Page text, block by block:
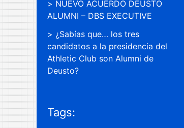
NUEVO ACUERDO DEUSTO
ALUMNI – DBS EXECUTIVE
¿Sabías que… los tres
candidatos a la presidencia del
Athletic Club son Alumni de
Deusto?
Tags: